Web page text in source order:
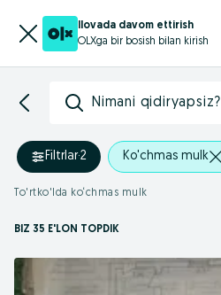
Ilovada davom ettirish
OLXga bir bosish bilan kirish
Nimani qidiryapsiz?
Filtrlar·2 Ko'chmas mulk
To'rtko'lda ko‘chmas mulk
BIZ 35 E'LON TOPDIK